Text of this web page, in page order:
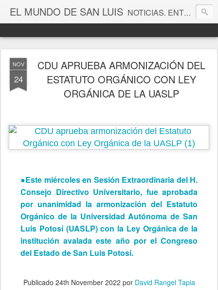
EL MUNDO DE SAN LUIS NOTICIAS. ENTRETENIMIENTO. EDITORIALES. CANAL DE VÍDEOS. GALERÍA DE FOTOGRAFÍAS.
NOV
24
CDU APRUEBA ARMONIZACIÓN DEL
ESTATUTO ORGÁNICO CON LEY
ORGÁNICA DE LA UASLP
●Este miércoles en Sesión Extraordinaria del H.
Consejo Directivo Universitario, fue aprobada
por unanimidad la armonización del Estatuto
Orgánico de la Universidad Autónoma de San
Luis Potosí (UASLP) con la Ley Orgánica de la
institución avalada este año por el Congreso
del Estado de San Luis Potosí.
Publicado 24th November 2022 por David Rangel Tapia